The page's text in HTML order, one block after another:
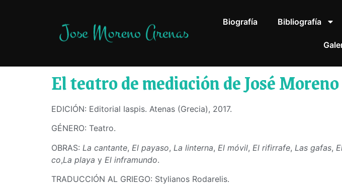
Biografía Bibliografía
El teatro de mediación de José
EDICIÓN: Editorial Iaspis. Atenas (Grecia), 2017.
GÉNERO: Teatro.
OBRAS: La cantante, El payaso, La linterna, El móvil, El rifirrafe, Las gafas,
co,La playa y El inframundo.
TRADUCCIÓN AL GRIEGO: Stylianos Rodarelis.